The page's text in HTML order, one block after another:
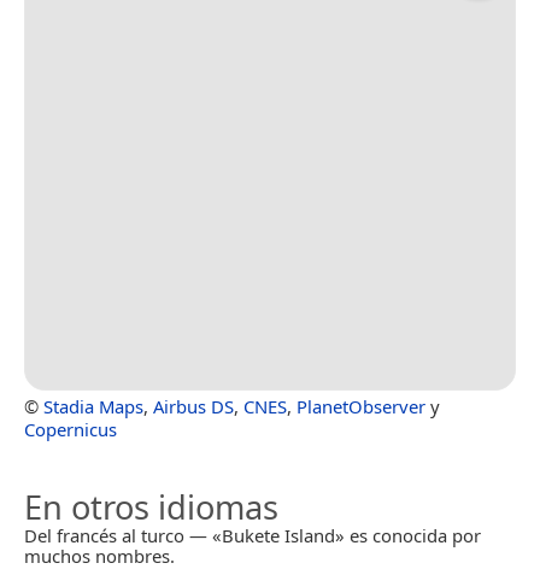
© Stadia Maps, Airbus DS, CNES, PlanetObserver y
Copernicus
En otros idiomas
Del francés al turco — «Bukete Island» es conocida por
muchos nombres.